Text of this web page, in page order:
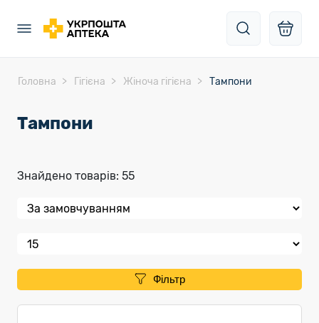
Головна Гігієна Жіноча гігієна Тампони
Тампони
Знайдено товарів: 55
Фільтр